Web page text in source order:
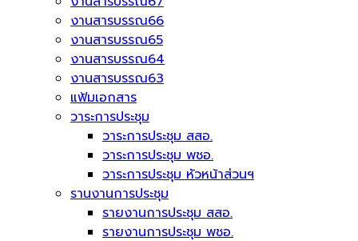
งานสารบรรณ66
งานสารบรรณ65
งานสารบรรณ64
งานสารบรรณ63
แฟ้มเอกสาร
วาระการประชุม
วาระการประชุม สสอ.
วาระการประชุม พชอ.
วาระการประชุม หัวหน้าส่วนฯ
รานงานการประชุม
รายงานการประชุม สสอ.
รายงานการประชุม พชอ.